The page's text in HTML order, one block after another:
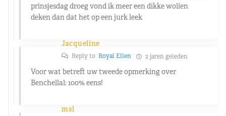
prinsjesdag droeg vond ik meer een dikke wollen
deken dan dat het op een jurk leek
Jacqueline
Reply to Royal Ellen 2 jaren geleden
Voor wat betreft uw tweede opmerking over
Benchellal: 100% eens!
msl